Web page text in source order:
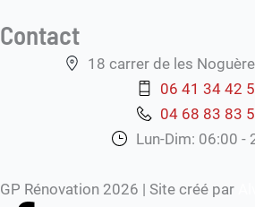
Contact
18 carrer de les
06 41 34 42
04 68 83 83
Lun-Dim: 06:00 -
GP Rénovation 2026 | Site créé par